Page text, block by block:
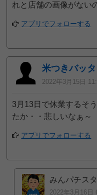
れと店舗の画像がない
アプリでフォローする
米つきバッタ
2022年3月15日
3月13日で休業するそ
たか・・悲しいなぁ～
アプリでフォローする
みんパチス
2022年3月16日